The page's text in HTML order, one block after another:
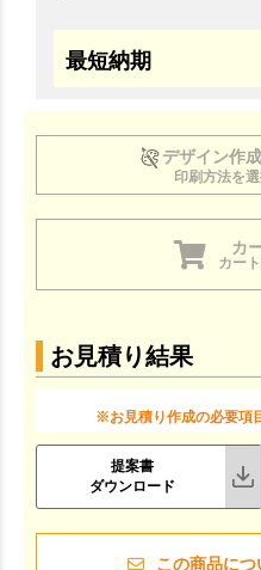
最短納期
デザイン作
印刷方法を
カ
カー
お見積り結果
※お見積り作成の必要項
提案書
ダウンロード
この商品に